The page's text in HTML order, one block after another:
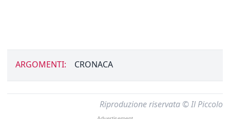
ARGOMENTI: CRONACA
Riproduzione riservata © Il Piccolo